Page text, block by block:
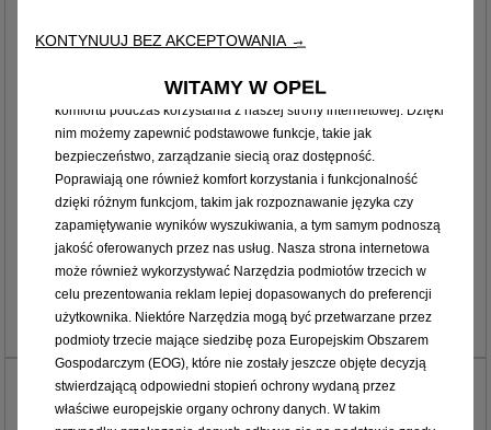
Obręcze kół ze stopów lekkich 16x6,5, srebrno-czarne
z połyskiem, z oponami 195/55R16 XL 91H (A plus)
Przyciemniane szyby tylna oraz boczne tylne
Kolorowy 7-calowy wyświetlacz graficzny wskaźników
kierowcy
Zawieszenie o sportowej charakterystyce
Model w wersji z silnikiem elektrycznym
88 000 zł brutto
Więcej szczegółów…
Corsa GS Hatchback 5-drzwiowy
KONTYNUUJ BEZ AKCEPTOWANIA →
WITAMY W OPEL
(„Narzędzia”) w celu zapewnienia użytkownikowi jak najlepszego
komfortu podczas korzystania z naszej strony internetowej. Dzięki
nim możemy zapewnić podstawowe funkcje, takie jak
bezpieczeństwo, zarządzanie siecią oraz dostępność.
Poprawiają one również komfort korzystania i funkcjonalność
dzięki różnym funkcjom, takim jak rozpoznawanie języka czy
zapamiętywanie wyników wyszukiwania, a tym samym podnoszą
jakość oferowanych przez nas usług. Nasza strona internetowa
może również wykorzystywać Narzędzia podmiotów trzecich w
celu prezentowania reklam lepiej dopasowanych do preferencji
użytkownika. Niektóre Narzędzia mogą być przetwarzane przez
podmioty trzecie mające siedzibę poza Europejskim Obszarem
Gospodarczym (EOG), które nie zostały jeszcze objęte decyzją
stwierdzającą odpowiedni stopień ochrony wydaną przez
właściwe europejskie organy ochrony danych. W takim